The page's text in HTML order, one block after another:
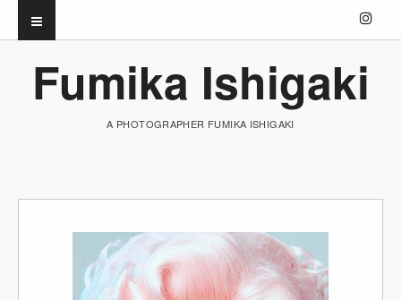
Fumika Ishigaki
A PHOTOGRAPHER FUMIKA ISHIGAKI